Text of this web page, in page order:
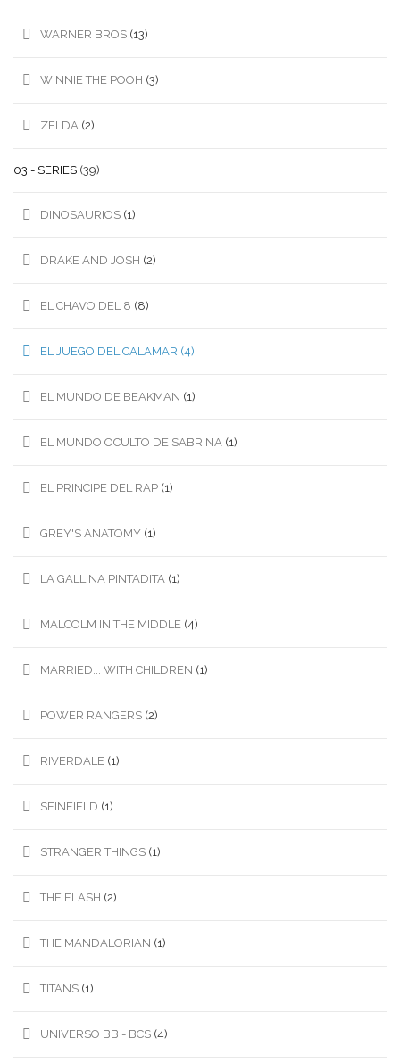
WARNER BROS (13)
WINNIE THE POOH (3)
ZELDA (2)
03.- SERIES (39)
DINOSAURIOS (1)
DRAKE AND JOSH (2)
EL CHAVO DEL 8 (8)
EL JUEGO DEL CALAMAR (4)
EL MUNDO DE BEAKMAN (1)
EL MUNDO OCULTO DE SABRINA (1)
EL PRINCIPE DEL RAP (1)
GREY'S ANATOMY (1)
LA GALLINA PINTADITA (1)
MALCOLM IN THE MIDDLE (4)
MARRIED... WITH CHILDREN (1)
POWER RANGERS (2)
RIVERDALE (1)
SEINFIELD (1)
STRANGER THINGS (1)
THE FLASH (2)
THE MANDALORIAN (1)
TITANS (1)
UNIVERSO BB - BCS (4)